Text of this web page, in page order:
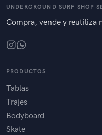
UNDERGROUND SURF SHOP
Compra, vende y reutiliza
PRODUCTOS
Tablas
Trajes
Bodyboard
Skate